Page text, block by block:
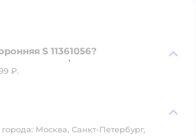
S 11361056?
₽.
Москва, Санкт-Петербург,